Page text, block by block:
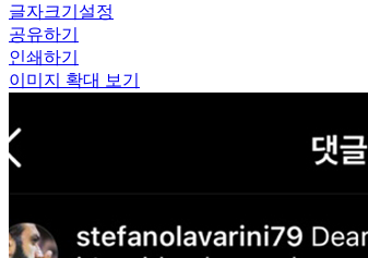
글자크기설정
공유하기
인쇄하기
이미지 확대 보기